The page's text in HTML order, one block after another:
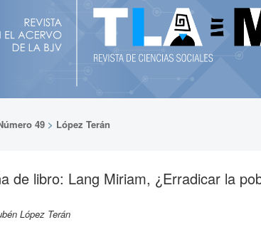
49 > López Terán
de libro: Lang Miriam, ¿Erradicar la
López Terán